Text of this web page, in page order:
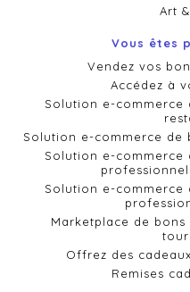
Art
Vous êtes
Vendez vos
Accédez à
Solution e-commerce
Solution e-commerce de
Solution e-commerce
Solution e-commerce
Marketplace de
Offrez des
Remises